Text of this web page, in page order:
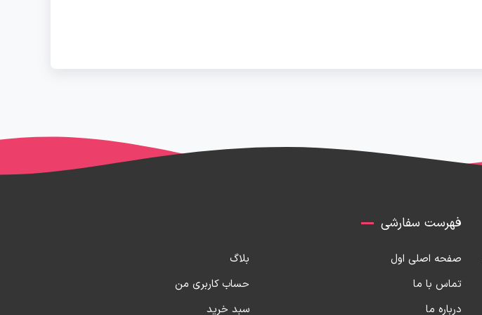
فهرست سفارشی
صفحه اصلی اول
بلاگ
تماس با ما
حساب کاربری من
درباره ما
سبد خرید